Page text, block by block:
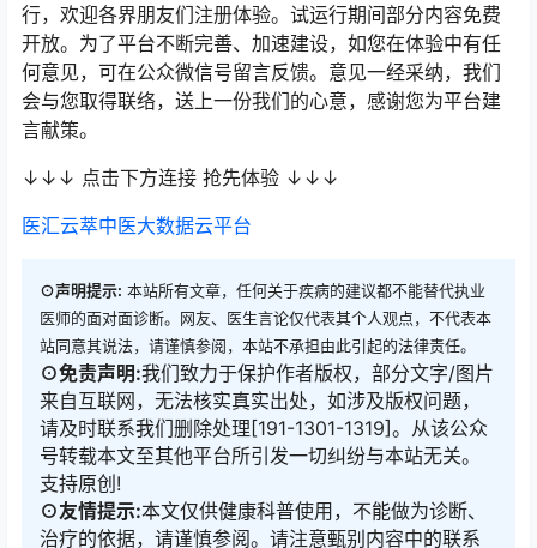
行，欢迎各界朋友们注册体验。试运行期间部分内容免费
开放。为了平台不断完善、加速建设，如您在体验中有任
何意见，可在公众微信号留言反馈。意见一经采纳，我们
会与您取得联络，送上一份我们的心意，感谢您为平台建
言献策。
↓↓↓ 点击下方连接 抢先体验 ↓↓↓
医汇云萃中医大数据云平台
⊙声明提示: 本站所有文章，任何关于疾病的建议都不能替代执业
医师的面对面诊断。网友、医生言论仅代表其个人观点，不代表本
站同意其说法，请谨慎参阅，本站不承担由此引起的法律责任。
⊙免责声明:我们致力于保护作者版权，部分文字/图片
来自互联网，无法核实真实出处，如涉及版权问题，
请及时联系我们删除处理[191-1301-1319]。从该公众
号转载本文至其他平台所引发一切纠纷与本站无关。
支持原创!
⊙友情提示:本文仅供健康科普使用，不能做为诊断、
治疗的依据，请谨慎参阅。请注意甄别内容中的联系